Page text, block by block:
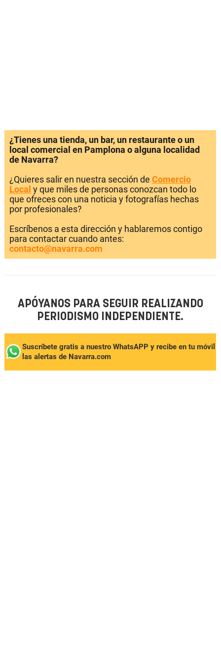
¿Tienes una tienda, un bar, un restaurante o un
local comercial en Pamplona o alguna localidad
de Navarra?
¿Quieres salir en nuestra sección de Comercio
Local y que miles de personas conozcan todo lo
que ofreces con una noticia y fotografías hechas
por profesionales?
Escríbenos a esta dirección y hablaremos contigo
para contactar cuando antes:
contacto@navarra.com
APÓYANOS PARA SEGUIR REALIZANDO
PERIODISMO INDEPENDIENTE.
Suscríbete gratis a nuestro WhatsAPP y recibe en tu móvil
las alertas de Navarra.com